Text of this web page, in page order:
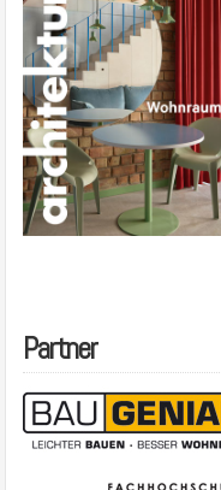
Partner